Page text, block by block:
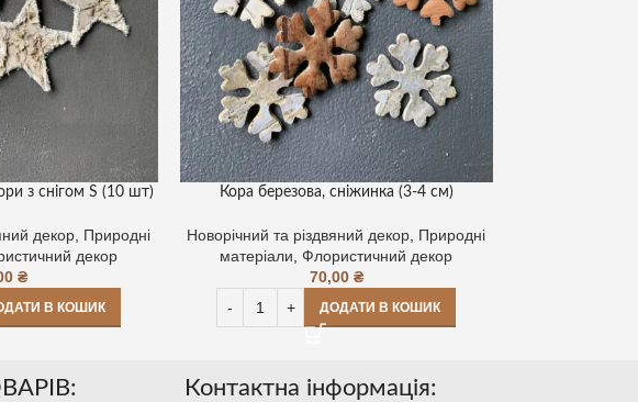
з снігом S (10 шт)
декор, Природні
декор
₴
В КОШИК
Кора березова, сніжинка (3-4 см)
Новорічний та різдвяний декор, Природні
матеріали,Флористичний декор
70,00 ₴
ДОДАТИ В КОШИК
Контактна інформація: